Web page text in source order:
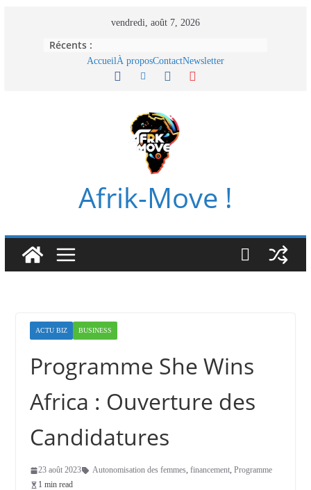
vendredi, août 7, 2026
Récents :
AccueilÀ proposContactNewsletter
Afrik-Move !
ACTU BIZ BUSINESS
Programme She Wins
Africa : Ouverture des
Candidatures
23 août 2023 Autonomisation des femmes, financement, Programme
1 min read